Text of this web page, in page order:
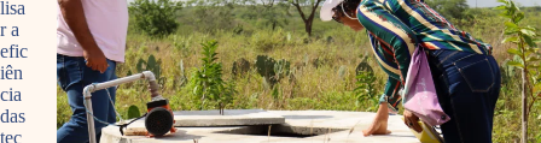
lisa
r a
efic
iên
cia
das
tec